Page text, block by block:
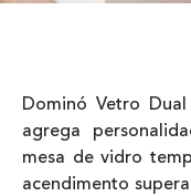
Dominó Vetro
agrega
mesa de vidro
acendimento